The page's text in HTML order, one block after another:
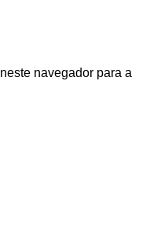
navegador para a